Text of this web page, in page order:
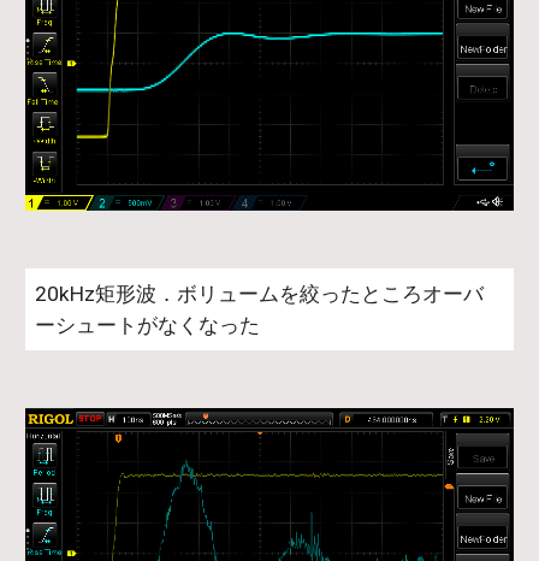
20kHz矩形波．ボリュームを絞ったところオーバ
ーシュートがなくなった